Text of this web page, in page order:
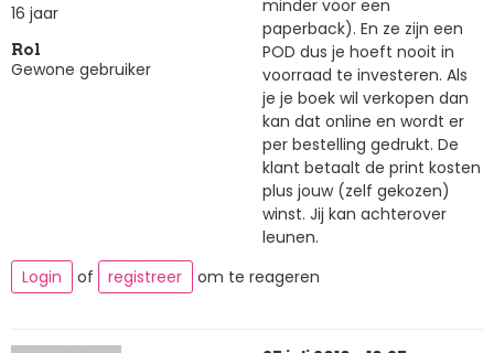
16 jaar
Rol
Gewone gebruiker
minder voor een
paperback). En ze zijn een
POD dus je hoeft nooit in
voorraad te investeren. Als
je je boek wil verkopen dan
kan dat online en wordt er
per bestelling gedrukt. De
klant betaalt de print kosten
plus jouw (zelf gekozen)
winst. Jij kan achterover
leunen.
Login
of registreer om te reageren